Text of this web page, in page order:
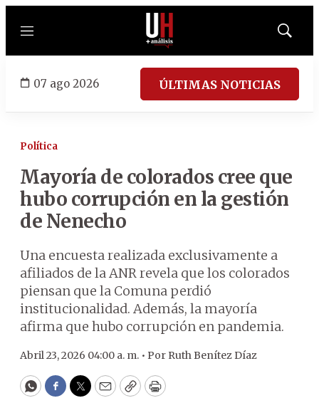
Menú
Mostrar
07 ago 2026 ÚLTIMAS NOTICIAS
Política
Mayoría de colorados cree que
hubo corrupción en la gestión
de Nenecho
Una encuesta realizada exclusivamente a
afiliados de la ANR revela que los colorados
piensan que la Comuna perdió
institucionalidad. Además, la mayoría
afirma que hubo corrupción en pandemia.
Abril 23, 2026 04:00 a. m. • Por Ruth Benítez Díaz
WhatsApp
Facebook
Twitter
EmailCopyPrint